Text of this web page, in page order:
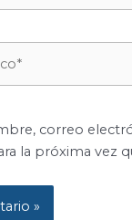
correo
la próxima vez